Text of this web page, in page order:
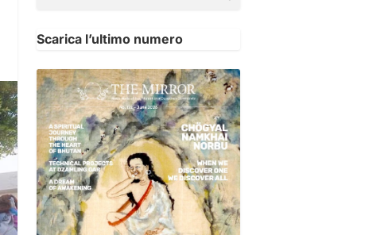
Scarica l’ultimo numero